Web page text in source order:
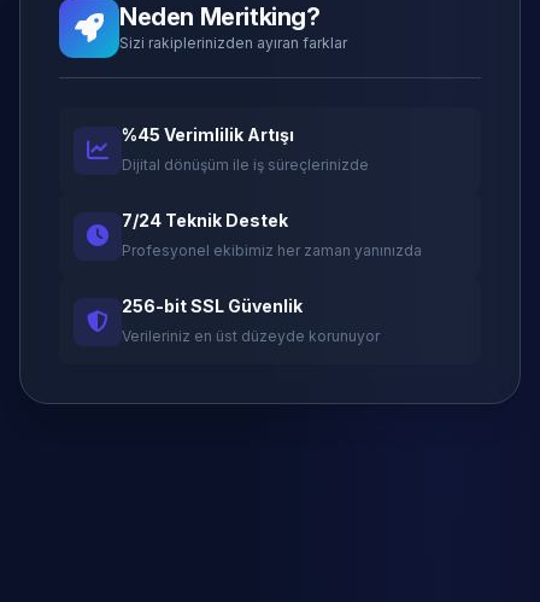
Neden Meritking?
Sizi rakiplerinizden ayıran farklar
%45 Verimlilik Artışı
Dijital dönüşüm ile iş süreçlerinizde
7/24 Teknik Destek
Profesyonel ekibimiz her zaman yanınızda
256-bit SSL Güvenlik
Verileriniz en üst düzeyde korunuyor